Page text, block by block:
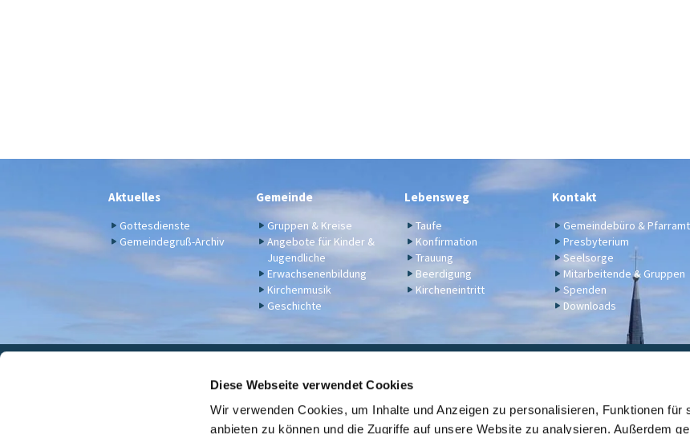
Diese Webseite verwendet Cookies
Wir verwenden Cookies, um Inhalte und Anzeigen zu personalisieren, Funktionen für
anbieten zu können und die Zugriffe auf unsere Website zu analysieren. Außerdem
Aktuelles
Gottesdienste
Gemeindegruß-Archiv
Gemeinde
Gruppen & Kreise
Angebote für Kinder &
Jugendliche
Erwachsenenbildung
Kirchenmusik
Geschichte
Lebensweg
Taufe
Konfirmation
Trauung
Beerdigung
Kircheneintritt
Kontakt
Gemeindebüro & Pfarramt
Presbyterium
Seelsorge
Mitarbeitende & Gruppen
Spenden
Downloads
Für Spenden u. a. - Bankverbindung: KD Bank (Bank für Kirche und Diakonie), IBAN: DE14 3506 0190